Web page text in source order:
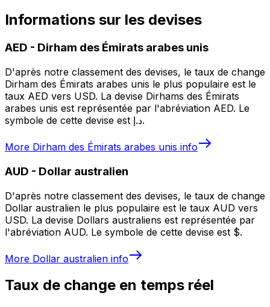
Informations sur les devises
AED - Dirham des Émirats arabes unis
D'après notre classement des devises, le taux de change
Dirham des Émirats arabes unis le plus populaire est le
taux AED vers USD. La devise Dirhams des Émirats
arabes unis est représentée par l'abréviation AED. Le
symbole de cette devise est د.إ.
More Dirham des Émirats arabes unis info
AUD - Dollar australien
D'après notre classement des devises, le taux de change
Dollar australien le plus populaire est le taux AUD vers
USD. La devise Dollars australiens est représentée par
l'abréviation AUD. Le symbole de cette devise est $.
More Dollar australien info
Taux de change en temps réel